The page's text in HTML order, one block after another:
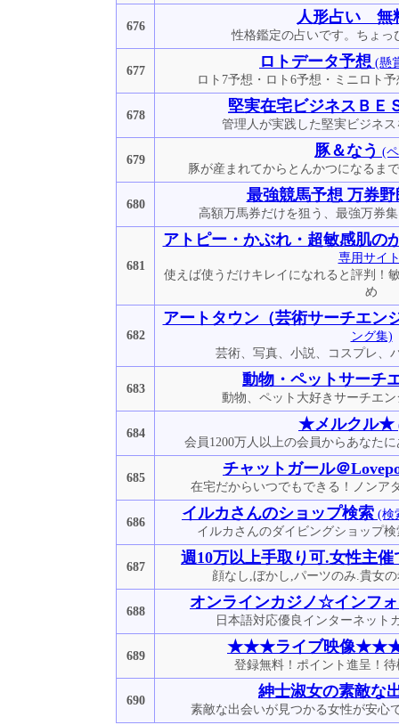
676
人形占い 無
性格鑑定の占いです。ちょっ
677
ロトデータ予想 (懸
ロト7予想・ロト6予想・ミニロト
678
堅実在宅ビジネスＢＥ
管理人が実践した堅実ビジネ
679
豚＆なう (
豚が産まれてからとんかつになるま
680
最強競馬予想 万券
高額万馬券だけを狙う、最強万券
681
アトピー・かぶれ・超敏感肌の
専用サイ
使えば使うだけキレイになれると評判！
め
682
アートタウン（芸術サーチエン
ング集)
芸術、写真、小説、コスプレ、
683
動物・ペットサーチ
動物、ペット大好きサーチエ
684
★メルクル★
会員1200万人以上の会員からあなた
685
チャットガール＠
在宅だからいつでもできる！ノンア
686
イルカさんのショップ検索 (検
イルカさんのダイビングショップ
687
週10万以上手取り可.女性主催
顔なし,ぼかし,パーツのみ.貴女
688
オンラインカジノ☆インフ
日本語対応優良インターネット
689
★★★ライブ映像
登録無料！ポイント進呈！
690
紳士淑女の素敵な
素敵な出会いが見つかる女性が安心